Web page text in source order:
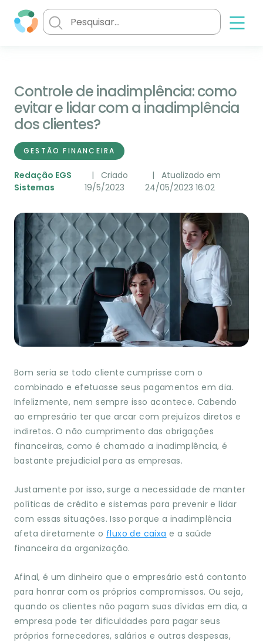
Controle de inadimplência: como
evitar e lidar com a inadimplência
dos clientes?
GESTÃO FINANCEIRA
Redação EGS
Sistemas
Criado
19/5/2023
Atualizado em
24/05/2023 16:02
Bom seria se todo cliente cumprisse com o
combinado e efetuasse seus pagamentos em dia.
Infelizmente, nem sempre isso acontece. Cabendo
ao empresário ter que arcar com prejuízos diretos e
indiretos. O não cumprimento das obrigações
financeiras, como é chamado a inadimplência, é
bastante prejudicial para as empresas.
Justamente por isso, surge a necessidade de manter
políticas de crédito e sistemas para prevenir e lidar
com essas situações. Isso porque a inadimplência
afeta diretamente o fluxo de caixa e a saúde
financeira da organização.
Afinal, é um dinheiro que o empresário está contanto
para honrar com os próprios compromissos. Ou seja,
quando os clientes não pagam suas dívidas em dia, a
empresa pode ter dificuldades para pagar seus
próprios fornecedores, salários e outras despesas,